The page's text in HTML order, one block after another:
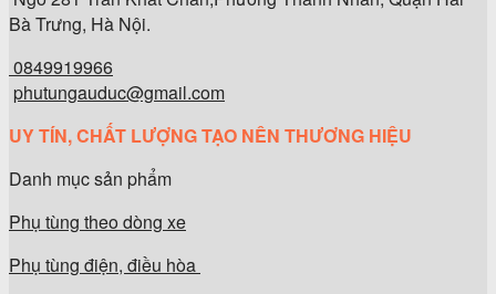
Bà Trưng, Hà Nội.
0849919966
phutungauduc@gmail.com
UY TÍN, CHẤT LƯỢNG TẠO NÊN THƯƠNG HIỆU
Danh mục sản phẩm
Phụ tùng theo dòng xe
Phụ tùng điện, điều hòa